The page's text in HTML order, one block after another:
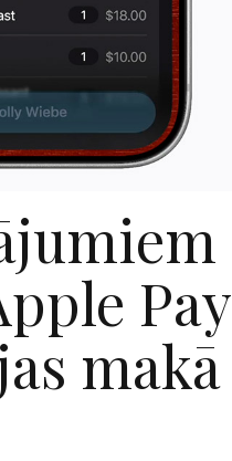
Pay
makā